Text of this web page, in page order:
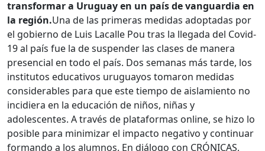
transformar a Uruguay en un país de vanguardia en
la región.Una de las primeras medidas adoptadas por
el gobierno de Luis Lacalle Pou tras la llegada del Covid-
19 al país fue la de suspender las clases de manera
presencial en todo el país. Dos semanas más tarde, los
institutos educativos uruguayos tomaron medidas
considerables para que este tiempo de aislamiento no
incidiera en la educación de niños, niñas y
adolescentes. A través de plataformas online, se hizo lo
posible para minimizar el impacto negativo y continuar
formando a los alumnos. En diálogo con CRÓNICAS,